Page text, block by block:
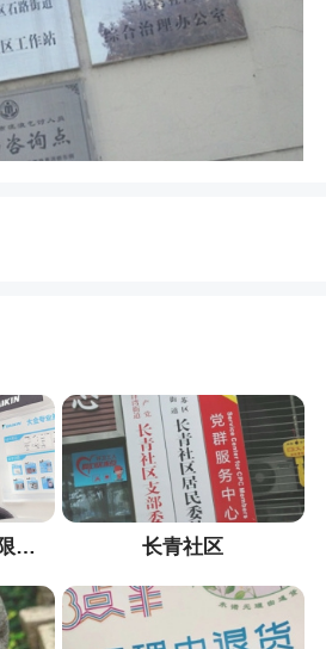
苏州康泰冷气工程有限公司 长青社区